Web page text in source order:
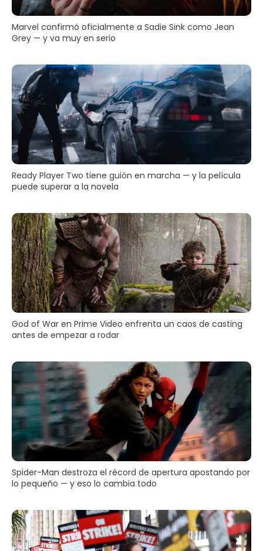
Marvel confirmó oficialmente a Sadie Sink como Jean
Grey — y va muy en serio
Ready Player Two tiene guión en marcha — y la película
puede superar a la novela
God of War en Prime Video enfrenta un caos de casting
antes de empezar a rodar
Spider-Man destroza el récord de apertura apostando por
lo pequeño — y eso lo cambia todo